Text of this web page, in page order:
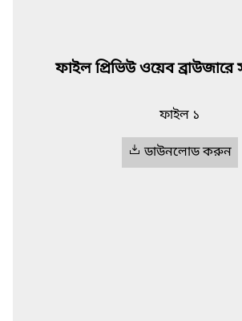
ফাইল প্রিভিউ ওয়েব ব্রাউজারে
ফাইল ১
ডাউনলোড করুন